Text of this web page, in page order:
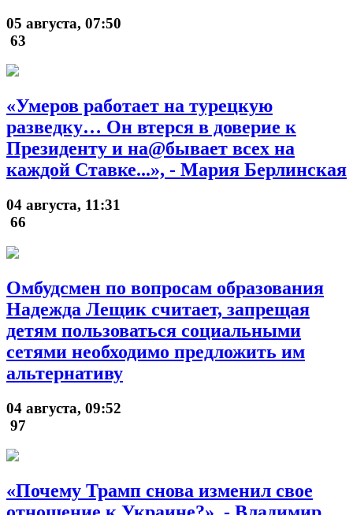
05 августа, 07:50
63
«Умеров работает на турецкую
разведку… Он втерся в доверие к
Президенту и на@бывает всех на
каждой Ставке...», - Мария Берлинская
04 августа, 11:31
66
Омбудсмен по вопросам образования
Надежда Лещик считает, запрещая
детям пользоваться социальными
сетями необходимо предложить им
альтернативу
04 августа, 09:52
97
«Почему Трамп снова изменил свое